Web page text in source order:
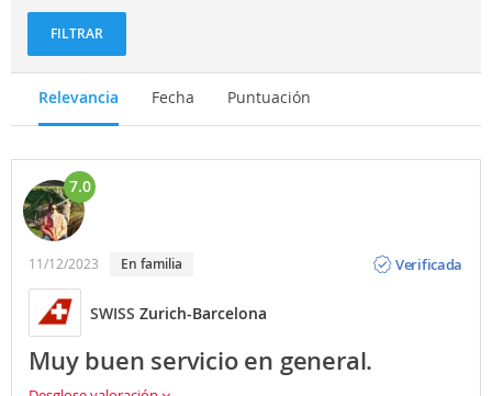
FILTRAR
Relevancia Fecha Puntuación
7.0
11/12/2023 En familia
Verificada
SWISS Zurich-Barcelona
Muy buen servicio en general.